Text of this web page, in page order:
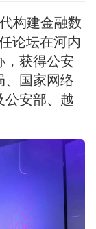
构建金融数
论坛在河内
，获得公安
、国家网络
公安部、越